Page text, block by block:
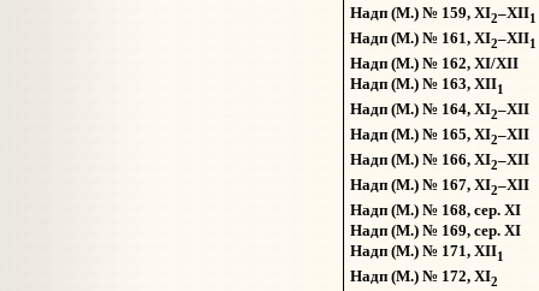
Надп (М.) № 159, XI2–XII1
Надп (М.) № 161, XI2–XII1
Надп (М.) № 162, XI/XII
Надп (М.) № 163, XII1
Надп (М.) № 164, XI2–XII
Надп (М.) № 165, XI2–XII
Надп (М.) № 166, XI2–XII
Надп (М.) № 167, XI2–XII
Надп (М.) № 168, сер. XI
Надп (М.) № 169, сер. XI
Надп (М.) № 171, XII1
Надп (М.) № 172, XI2